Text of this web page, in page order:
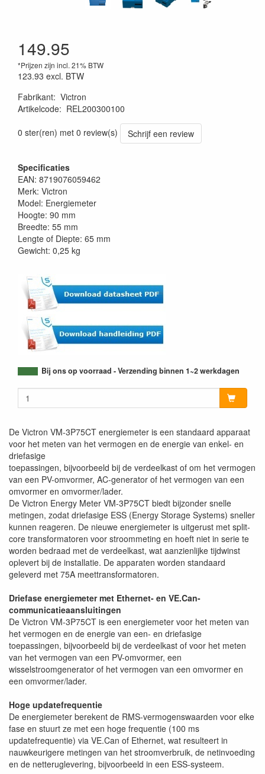
149.95
*Prijzen zijn incl. 21% BTW
123.93 excl. BTW
Fabrikant: Victron
Artikelcode: REL200300100
0 ster(ren) met 0 review(s)
Schrijf een review
Specificaties
EAN: 8719076059462
Merk: Victron
Model: Energiemeter
Hoogte: 90 mm
Breedte: 55 mm
Lengte of Diepte: 65 mm
Gewicht: 0,25 kg
Bij ons op voorraad - Verzending binnen 1~2 werkdagen
De Victron VM-3P75CT energiemeter is een standaard apparaat
voor het meten van het vermogen en de energie van enkel- en
driefasige
toepassingen, bijvoorbeeld bij de verdeelkast of om het vermogen
van een PV-omvormer, AC-generator of het vermogen van een
omvormer en omvormer/lader.
De Victron Energy Meter VM-3P75CT biedt bijzonder snelle
metingen, zodat driefasige ESS (Energy Storage Systems) sneller
kunnen reageren. De nieuwe energiemeter is uitgerust met split-
core transformatoren voor stroommeting en hoeft niet in serie te
worden bedraad met de verdeelkast, wat aanzienlijke tijdwinst
oplevert bij de installatie. De apparaten worden standaard
geleverd met 75A meettransformatoren.
Driefase energiemeter met Ethernet- en VE.Can-
communicatieaansluitingen
De Victron VM-3P75CT is een energiemeter voor het meten van
het vermogen en de energie van een- en driefasige
toepassingen, bijvoorbeeld bij de verdeelkast of voor het meten
van het vermogen van een PV-omvormer, een
wisselstroomgenerator of het vermogen van een omvormer en
een omvormer/lader.
Hoge updatefrequentie
De energiemeter berekent de RMS-vermogenswaarden voor elke
fase en stuurt ze met een hoge frequentie (100 ms
updatefrequentie) via VE.Can of Ethernet, wat resulteert in
nauwkeurigere metingen van het stroomverbruik, de netinvoeding
en de netteruglevering, bijvoorbeeld in een ESS-systeem.